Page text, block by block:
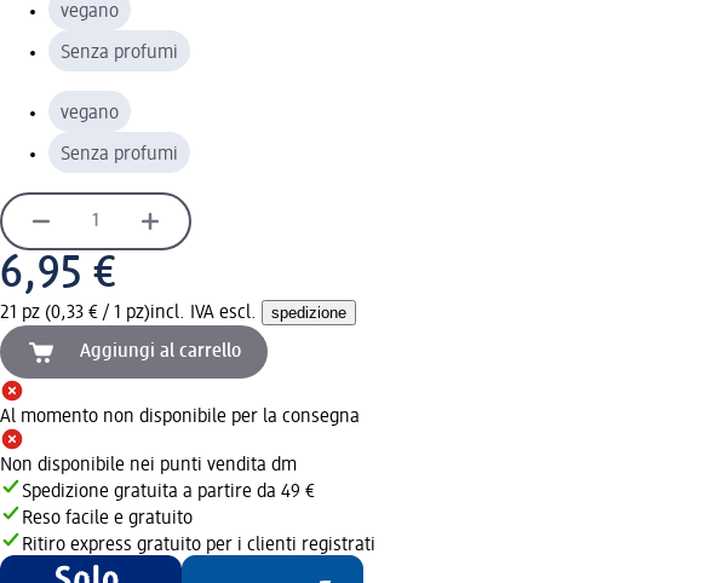
vegano
Senza profumi
vegano
Senza profumi
6,95 €
21 pz (0,33 € / 1 pz)incl. IVA escl. spedizione
Aggiungi al carrello
Al momento non disponibile per la consegna
Non disponibile nei punti vendita dm
Spedizione gratuita a partire da 49 €
Reso facile e gratuito
Ritiro express gratuito per i clienti registrati